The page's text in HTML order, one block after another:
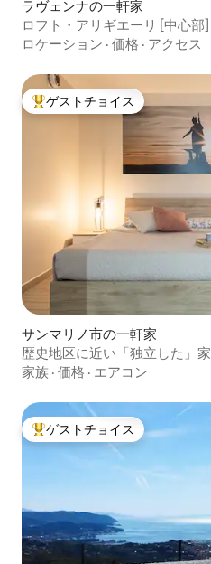
ラヴェンナの一軒家
ロフト・アリギエーリ [中心部]
ロケーション · 価格 · アクセス
大好評のゲストチョイスです。
ゲストチョイス
サンマリノ市の一軒家
歴史地区に近い「独立した」家
家族 · 価格 · エアコン
大好評のゲストチョイスです。
ゲストチョイス